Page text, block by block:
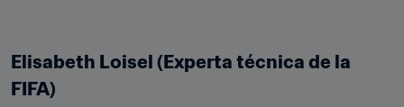
Elisabeth Loisel (Experta técnica de la
FIFA)